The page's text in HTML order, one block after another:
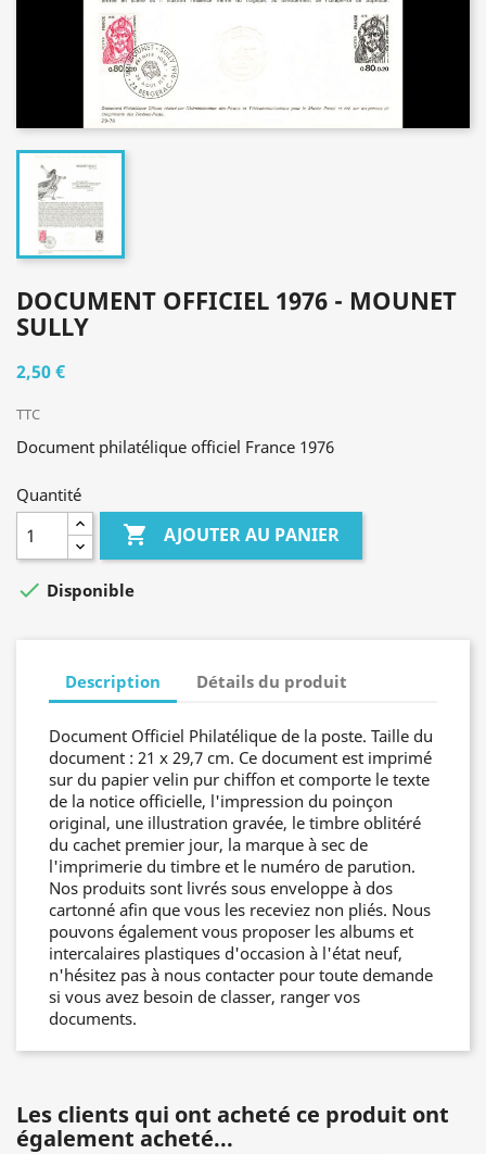
DOCUMENT OFFICIEL 1976 - MOUNET
SULLY
2,50 €
TTC
Document philatélique officiel France 1976
Quantité
 AJOUTER AU PANIER
 Disponible
Description Détails du produit
Document Officiel Philatélique de la poste. Taille du
document : 21 x 29,7 cm. Ce document est imprimé
sur du papier velin pur chiffon et comporte le texte
de la notice officielle, l'impression du poinçon
original, une illustration gravée, le timbre oblitéré
du cachet premier jour, la marque à sec de
l'imprimerie du timbre et le numéro de parution.
Nos produits sont livrés sous enveloppe à dos
cartonné afin que vous les receviez non pliés. Nous
pouvons également vous proposer les albums et
intercalaires plastiques d'occasion à l'état neuf,
n'hésitez pas à nous contacter pour toute demande
si vous avez besoin de classer, ranger vos
documents.
Les clients qui ont acheté ce produit ont
également acheté...